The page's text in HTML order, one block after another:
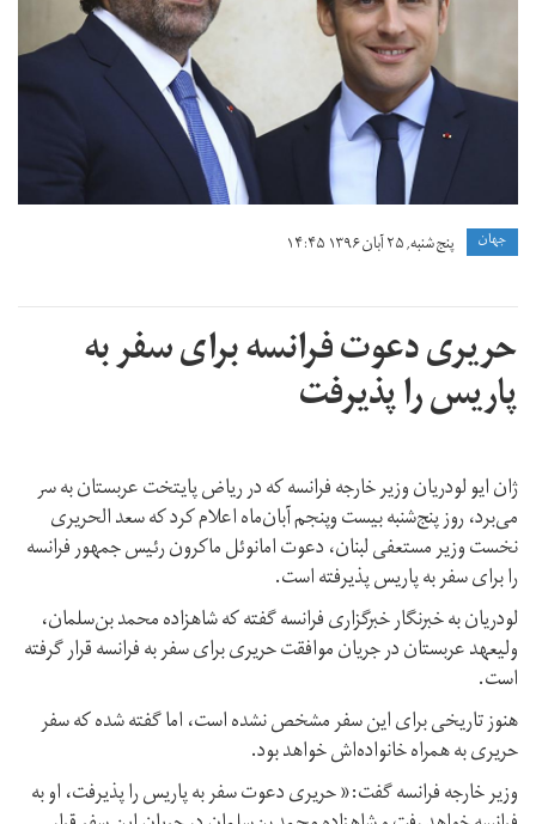
جهان پنج شنبه, ۲۵ آبان ۱۳۹۶ ۱۴:۴۵
حریری دعوت فرانسه برای سفر به
پاریس را پذیرفت
ژان ایو لودریان وزیر خارجه فرانسه که در ریاض پایتخت عربستان به سر
می‌برد، روز پنج‌شنبه بیست وپنجم آبان‌ماه اعلام کرد که سعد الحریری
نخست وزیر مستعفی لبنان، دعوت امانوئل ماکرون رئیس جمهور فرانسه
را برای سفر به پاریس پذیرفته است.
لودریان به خبرنگار خبرگزاری فرانسه گفته که شاهزاده محمد بن‌سلمان،
ولیعهد عربستان در جریان موافقت حریری برای سفر به فرانسه قرار گرفته
است.
هنوز تاریخی برای این سفر مشخص نشده است، اما گفته شده که سفر
حریری به همراه خانواده‌اش خواهد بود.
وزیر خارجه فرانسه گفت:« حریری دعوت سفر به پاریس را پذیرفت، او به